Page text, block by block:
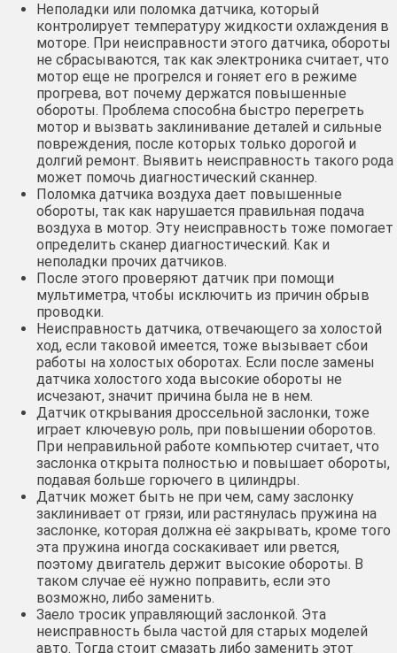
Неполадки или поломка датчика, который
контролирует температуру жидкости охлаждения в
моторе. При неисправности этого датчика, обороты
не сбрасываются, так как электроника считает, что
мотор еще не прогрелся и гоняет его в режиме
прогрева, вот почему держатся повышенные
обороты. Проблема способна быстро перегреть
мотор и вызвать заклинивание деталей и сильные
повреждения, после которых только дорогой и
долгий ремонт. Выявить неисправность такого рода
может помочь диагностический сканнер.
Поломка датчика воздуха дает повышенные
обороты, так как нарушается правильная подача
воздуха в мотор. Эту неисправность тоже помогает
определить сканер диагностический. Как и
неполадки прочих датчиков.
После этого проверяют датчик при помощи
мультиметра, чтобы исключить из причин обрыв
проводки.
Неисправность датчика, отвечающего за холостой
ход, если таковой имеется, тоже вызывает сбои
работы на холостых оборотах. Если после замены
датчика холостого хода высокие обороты не
исчезают, значит причина была не в нем.
Датчик открывания дроссельной заслонки, тоже
играет ключевую роль, при повышении оборотов.
При неправильной работе компьютер считает, что
заслонка открыта полностью и повышает обороты,
подавая больше горючего в цилиндры.
Датчик может быть не при чем, саму заслонку
заклинивает от грязи, или растянулась пружина на
заслонке, которая должна её закрывать, кроме того
эта пружина иногда соскакивает или рвется,
поэтому двигатель держит высокие обороты. В
таком случае её нужно поправить, если это
возможно, либо заменить.
Заело тросик управляющий заслонкой. Эта
неисправность была частой для старых моделей
авто. Тогда стоит смазать либо заменить этот